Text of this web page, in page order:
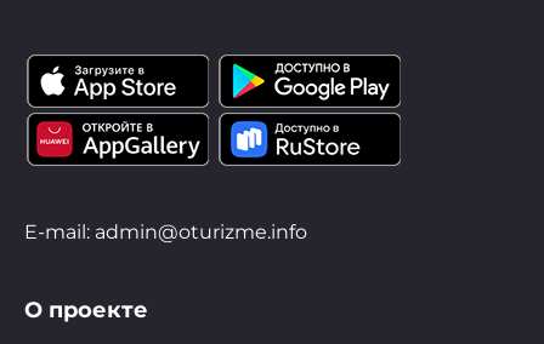
E-mail: admin@oturizme.info
О проекте